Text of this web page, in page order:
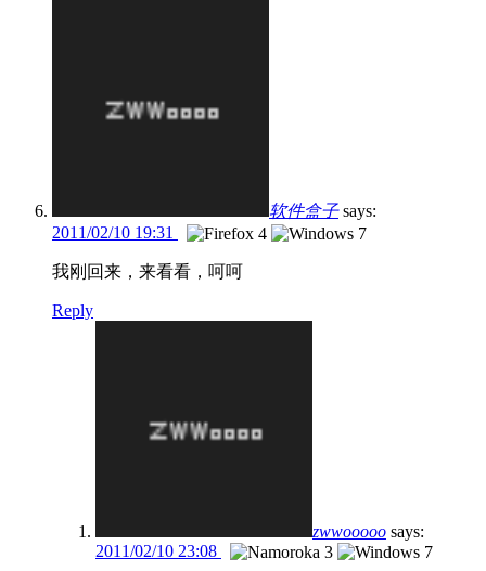
软件盒子 says:
2011/02/10 19:31
我刚回来，来看看，呵呵
Reply
zwwooooo says:
2011/02/10 23:08